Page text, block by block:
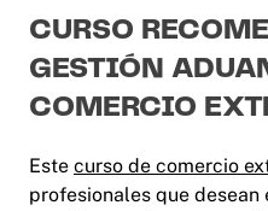
CURSO
GESTIÓN
COMERCIO
Este curso de comercio
profesionales que